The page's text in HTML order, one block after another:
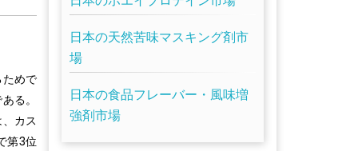
めで
る。
カス
第3位
日本の天然苦味マスキング剤市
場
日本の食品フレーバー・風味増
強剤市場